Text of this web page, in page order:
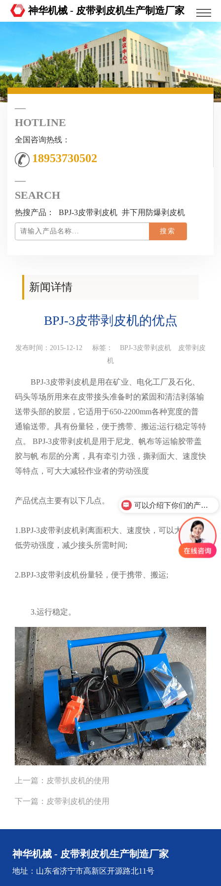
神华机械 - 皮带剥皮机生产制造厂家
HOTLINE
全国咨询热线：
18953730502
SEARCH
热搜产品： BPJ-3皮带剥皮机 井下用防爆剥皮机
新闻详情
BPJ-3皮带剥皮机的优点
发布时间：2015-12-12 标签： BPJ-3皮带剥皮机
皮带剥皮
机
BPJ-3皮带剥皮机是用在矿业、电化工厂及石化、
码头等场所用来在皮带接头准备时的紧固和清洁剥落输
送带头部的胶层，它适用于650-2200mm各种宽度的普
通输送带。具有份量轻，便于携带、搬运;运行稳定等特
点。 BPJ-3皮带剥皮机是用于尼龙、帆布等运输胶带盖
胶与帆 布层的分离，具有牵引力强，撕剥面大、速度快
等特点，可大大减轻作业者的劳动强度
产品优点主要有以下几点。
1.BPJ-3皮带剥皮机剥离面积大、速度快，可以大幅度降
低劳动强度，减少接头所需时间;
2.BPJ-3皮带剥皮机份量轻，便于携带、搬运;
3.运行稳定。
上一篇： 皮带扒皮机的使用
下一篇： 皮带剥皮机的使用
神华机械 - 皮带剥皮机生产制造厂家
地址：山东省济宁市高新区开源路北11号
可以介绍下你们的产品么？